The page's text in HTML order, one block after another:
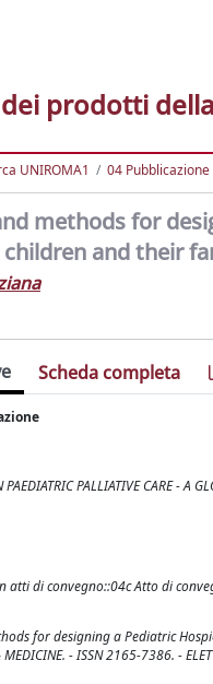
prodotti
UNIROMA1 04
methods for
and their
Scheda completa
PALLIATIVE CARE - A
atti di convegno::04c Atto di
for designing a Pediatric
MEDICINE. - ISSN 2165-7386. -